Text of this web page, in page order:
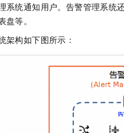
系统通知用户。告警管理系统
等。
架构如下图所示：